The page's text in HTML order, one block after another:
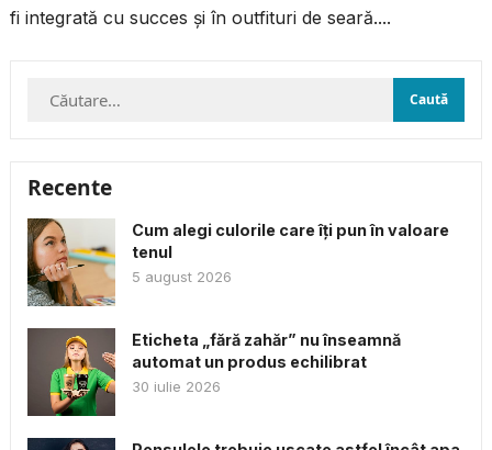
fi integrată cu succes și în outfituri de seară....
Caută
Recente
Cum alegi culorile care îți pun în valoare
tenul
5 august 2026
Eticheta „fără zahăr” nu înseamnă
automat un produs echilibrat
30 iulie 2026